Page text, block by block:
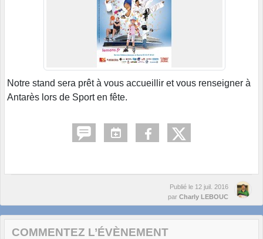
Notre stand sera prêt à vous accueillir et vous renseigner à
Antarès lors de Sport en fête.
Publié le 12 juil. 2016
par Charly LEBOUC
COMMENTEZ L’ÉVÈNEMENT